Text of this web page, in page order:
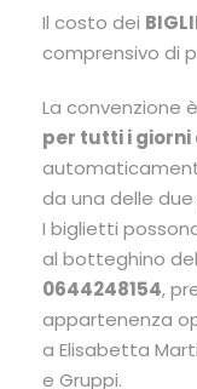
Il costo dei
comprensivo di
La convenzione
per tutti i
da una delle
I biglietti
al botteghino
0644248154,
appartenenza
a Elisabetta
e Gruppi.